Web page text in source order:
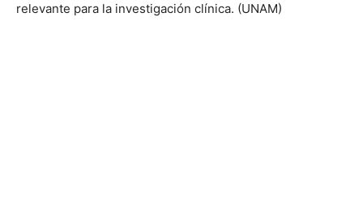
relevante para la investigación clínica. (UNAM)